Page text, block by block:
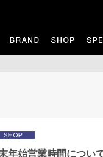
年始営業時間につい